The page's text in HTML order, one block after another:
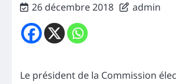
26 décembre 2018 admin
Le président de la Commission